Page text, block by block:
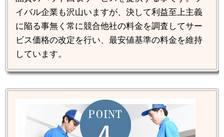
イバル企業も沢山いますが、決して利益至上主義
に陥る事無く常に競合他社の料金を調査してサー
ビス価格の改定を行い、最安値基準の料金を維持
しています。